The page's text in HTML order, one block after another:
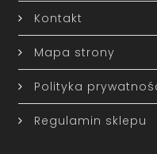
Kontakt
Mapa strony
Polityka
Regulamin sklepu